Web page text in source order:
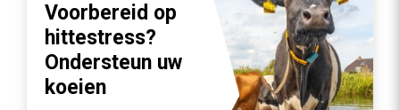
Voorbereid op
hittestress?
Ondersteun uw
koeien